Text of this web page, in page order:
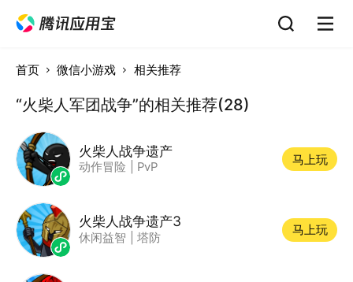
首页 微信小游戏 相关推荐
“火柴人军团战争”的相关推荐(28)
火柴人战争遗产
动作冒险 PvP
马上玩
火柴人战争遗产3
休闲益智 塔防
马上玩